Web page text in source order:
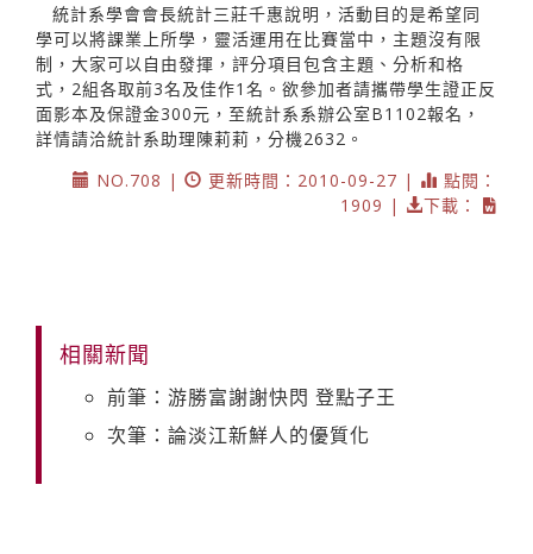
統計系學會會長統計三莊千惠說明，活動目的是希望同
學可以將課業上所學，靈活運用在比賽當中，主題沒有限
制，大家可以自由發揮，評分項目包含主題、分析和格
式，2組各取前3名及佳作1名。欲參加者請攜帶學生證正反
面影本及保證金300元，至統計系系辦公室B1102報名，
詳情請洽統計系助理陳莉莉，分機2632。
NO.708 |
更新時間：2010-09-27 |
點閱：
1909 |
下載：
相關新聞
前筆：游勝富謝謝快閃 登點子王
次筆：論淡江新鮮人的優質化